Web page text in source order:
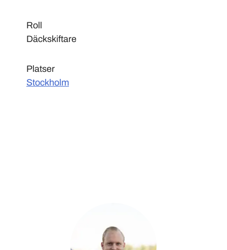
Roll
Däckskiftare
Platser
Stockholm